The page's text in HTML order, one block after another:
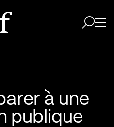
à une
publique